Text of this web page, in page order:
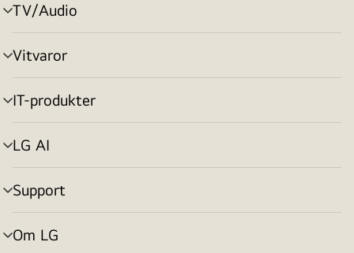
TV/Audio
menyväxling
Vitvaror
menyväxling
IT-produkter
menyväxling
LG AI
menyväxling
Support
menyväxling
Om LG
menyväxling